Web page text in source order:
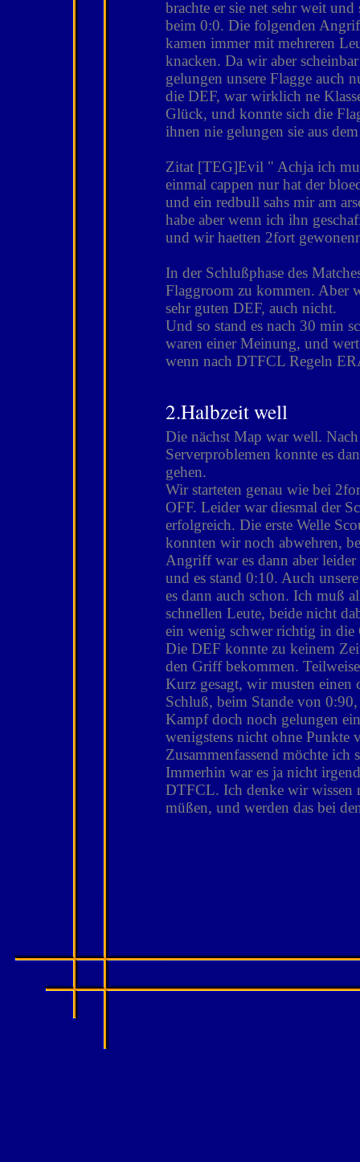
brachte er sie net sehr weit
beim 0:0. Die folgenden
kamen immer mit mehreren
knacken. Da wir aber
gelungen unsere Flagge auch
die DEF, war wirklich ne
Glück, und konnte sich die
ihnen nie gelungen sie aus
Zitat [TEG]Evil " Achja ich
einmal cappen nur hat der
und ein redbull sahs mir am
habe aber wenn ich ihn
und wir haetten 2fort
In der Schlußphase des
Flaggroom zu kommen. Aber
sehr guten DEF, auch nicht.
Und so stand es nach 30 min
waren einer Meinung, und
wenn nach DTFCL Regeln
2.Halbzeit well
Die nächst Map war well.
Serverproblemen konnte es
gehen.
Wir starteten genau wie bei
OFF. Leider war diesmal der
erfolgreich. Die erste Welle
konnten wir noch abwehren,
Angriff war es dann aber leider
und es stand 0:10. Auch
es dann auch schon. Ich muß
schnellen Leute, beide nicht
ein wenig schwer richtig in die
Die DEF konnte zu keinem
den Griff bekommen.
Kurz gesagt, wir musten einen
Schluß, beim Stande von
Kampf doch noch gelungen
wenigstens nicht ohne Punkte
Zusammenfassend möchte ich
Immerhin war es ja nicht
DTFCL. Ich denke wir wissen
müßen, und werden das bei